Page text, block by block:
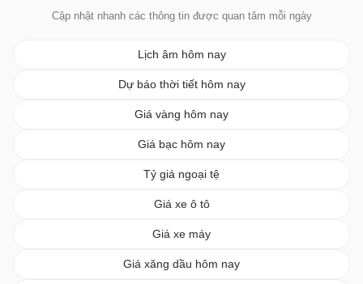
Cập nhật nhanh các thông tin được quan tâm mỗi ngày
Lịch âm hôm nay
Dự báo thời tiết hôm nay
Giá vàng hôm nay
Giá bạc hôm nay
Tỷ giá ngoại tệ
Giá xe ô tô
Giá xe máy
Giá xăng dầu hôm nay